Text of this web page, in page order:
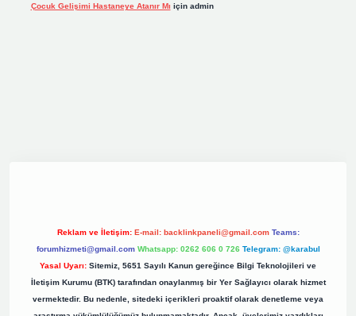
Çocuk Gelişimi Hastaneye Atanır Mı için admin
Reklam ve İletişim: E-mail: backlinkpaneli@gmail.com Teams:
forumhizmeti@gmail.com Whatsapp: 0262 606 0 726 Telegram: @karabul
Yasal Uyarı: Sitemiz, 5651 Sayılı Kanun gereğince Bilgi Teknolojileri ve
İletişim Kurumu (BTK) tarafından onaylanmış bir Yer Sağlayıcı olarak hizmet
vermektedir. Bu nedenle, sitedeki içerikleri proaktif olarak denetleme veya